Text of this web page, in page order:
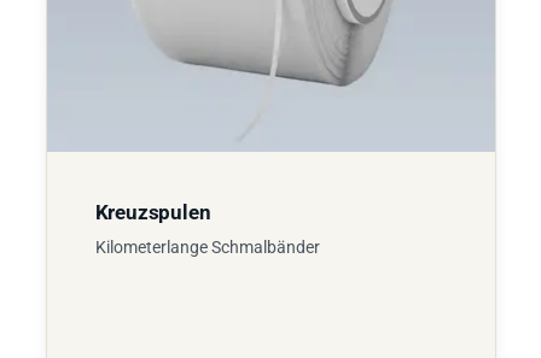
Kreuzspulen
Kilometerlange Schmalbänder